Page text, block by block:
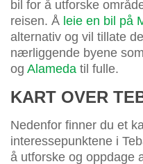
bil for å utforske
reisen. Å leie en bil på
alternativ og vil tillate
nærliggende byene som
og Alameda til fulle.
KART OVER
Nedenfor finner du et
interessepunktene i
å utforske og oppdage